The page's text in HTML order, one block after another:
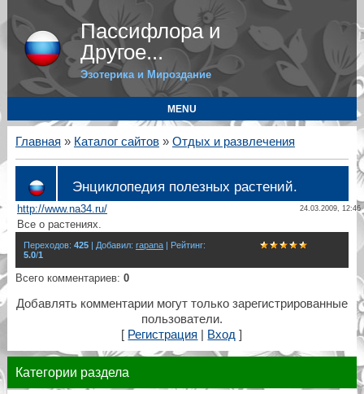
Пассифлора и
Другое...
Эзотерика и Мироздание
MENU
Главная » Каталог сайтов» Отдых и развлечения
Энциклопедия полезных растений.
http://www.na34.ru/ 24.03.2009, 12:46
Все о растениях.
Переходов: 425| Добавил: rapana| Рейтинг:
5.0/1
Всего комментариев: 0
Добавлять комментарии могут только зарегистрированные
пользователи.
[ Регистрация Вход ]
Категории раздела